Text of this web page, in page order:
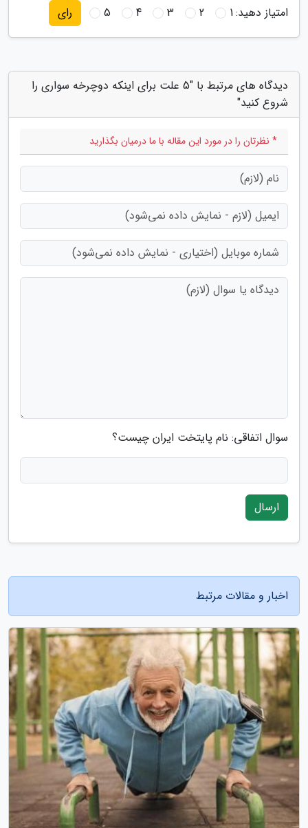
امتیاز دهید:1
2
3
4
5 رای
دیدگاه های مرتبط با "5 علت برای اینکه دوچرخه سواری را
شروع کنید"
* نظرتان را در مورد این مقاله با ما درمیان بگذارید
سوال اتفاقی: نام پایتخت ایران چیست؟
ارسال
اخبار و مقالات مرتبط